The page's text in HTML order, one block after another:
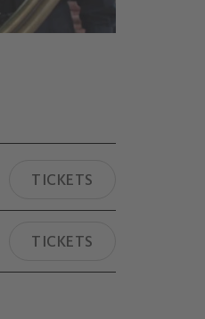
TICKETS
TICKETS